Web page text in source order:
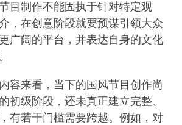
制作不能固执于针对特定观
，在创意阶段就要预谋引领大众
广阔的平台，并表达自身的文化
来看，当下的国风节目创作尚
初级阶段，还未真正建立完整、
有若干门槛需要跨越。例如，对